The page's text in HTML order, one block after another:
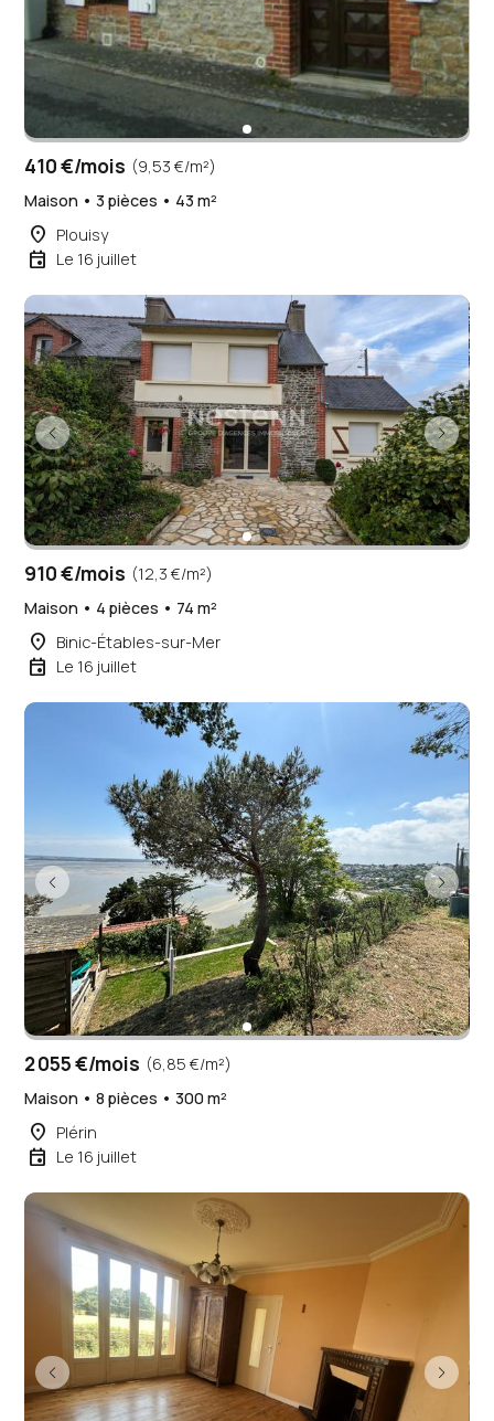
410 €/mois (9,53 €/m²)
Maison • 3 pièces • 43 m²
place Plouisy
event Le 16 juillet
910 €/mois (12,3 €/m²)
Maison • 4 pièces • 74 m²
place Binic-Étables-sur-Mer
event Le 16 juillet
2 055 €/mois (6,85 €/m²)
Maison • 8 pièces • 300 m²
place Plérin
event Le 16 juillet